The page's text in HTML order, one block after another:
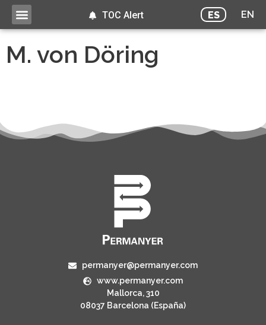
ES EN
TOC Alert
M. von Döring
permanyer@permanyer.com
www.permanyer.com
Mallorca, 310
08037 Barcelona (España)